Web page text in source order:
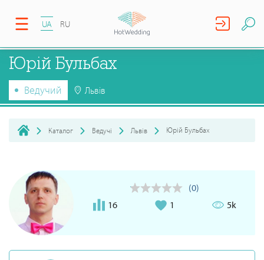
UA RU
Юрій Бульбах
Ведучий Львів
Каталог Ведучі Львів Юрій Бульбах
(0)
16
1 5k